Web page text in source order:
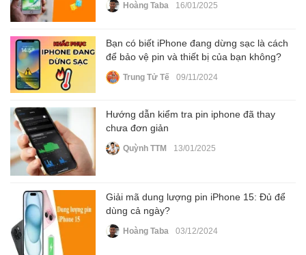
Hoàng Taba 16/01/2025
Bạn có biết iPhone đang dừng sạc là cách
để bảo vệ pin và thiết bị của bạn không?
Trung Tử Tế 09/11/2024
Hướng dẫn kiểm tra pin iphone đã thay
chưa đơn giản
Quỳnh TTM 13/01/2025
Giải mã dung lượng pin iPhone 15: Đủ để
dùng cả ngày?
Hoàng Taba 03/12/2024